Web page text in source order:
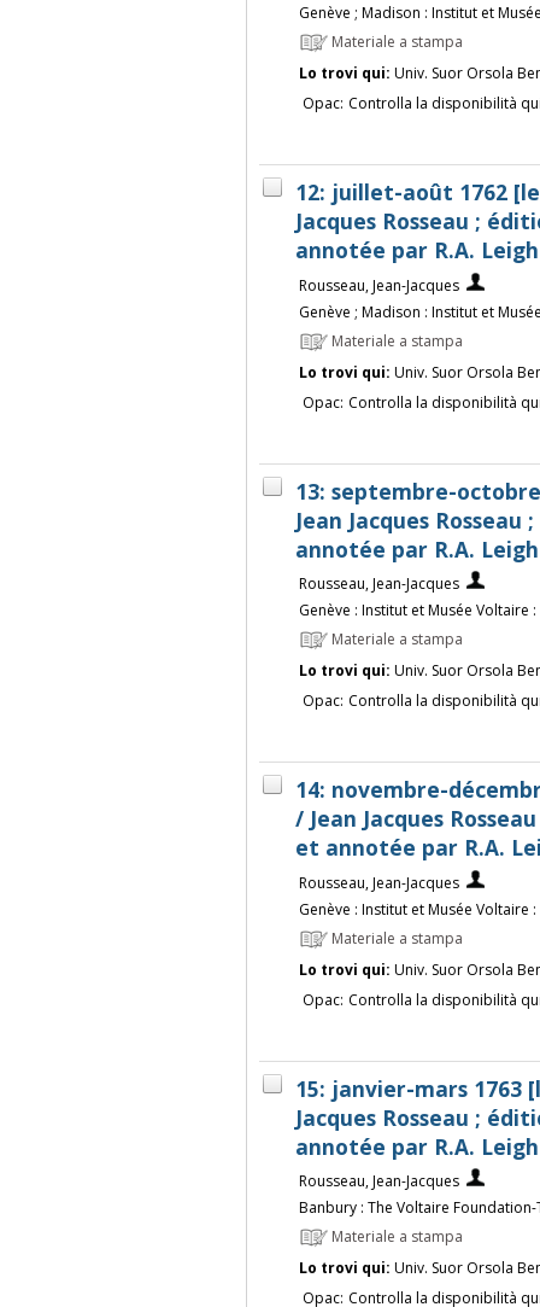
Genève ; Madison : Institut et
Materiale a stampa
Lo trovi qui: Univ. Suor Orsola
Opac: Controlla la disponibilità
12: juillet-août 1762
Jacques Rosseau ;
annotée par R.A. Leigh
Rousseau, Jean-Jacques
Genève ; Madison : Institut et
Materiale a stampa
Lo trovi qui: Univ. Suor Orsola
Opac: Controlla la disponibilità
13: septembre-
Jean Jacques
annotée par R.A. Leigh
Rousseau, Jean-Jacques
Genève : Institut et Musée Voltaire
Materiale a stampa
Lo trovi qui: Univ. Suor Orsola
Opac: Controlla la disponibilità
14: novembre-
/ Jean Jacques
et annotée par R.A.
Rousseau, Jean-Jacques
Genève : Institut et Musée Voltaire
Materiale a stampa
Lo trovi qui: Univ. Suor Orsola
Opac: Controlla la disponibilità
15: janvier-mars 1763
Jacques Rosseau ;
annotée par R.A. Leigh
Rousseau, Jean-Jacques
Banbury : The Voltaire
Materiale a stampa
Lo trovi qui: Univ. Suor Orsola
Opac: Controlla la disponibilità